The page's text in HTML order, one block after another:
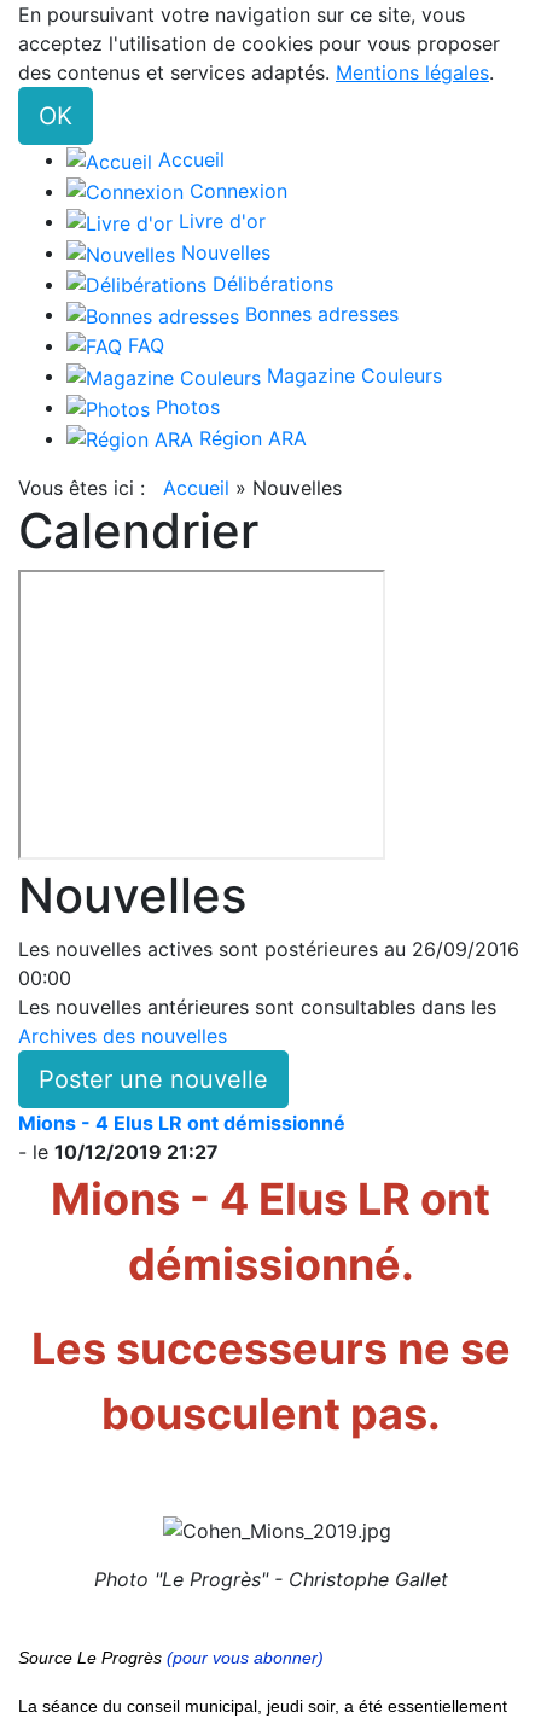
En poursuivant votre navigation sur ce site, vous
acceptez l'utilisation de cookies pour vous proposer
des contenus et services adaptés. Mentions légales.
OK
Accueil
Connexion
Livre d'or
Nouvelles
Délibérations
Bonnes adresses
FAQ
Magazine Couleurs
Photos
Région ARA
Vous êtes ici : Accueil » Nouvelles
Calendrier
Nouvelles
Les nouvelles actives sont postérieures au 26/09/2016
00:00
Les nouvelles antérieures sont consultables dans les
Archives des nouvelles
Poster une nouvelle
Mions - 4 Elus LR ont démissionné
- le 10/12/2019 21:27
Mions - 4 Elus LR ont
démissionné.
Les successeurs ne se
bousculent pas.
Photo "Le Progrès" - Christophe Gallet
Source Le Progrès (pour vous abonner)
La séance du conseil municipal, jeudi soir, a été essentiellement